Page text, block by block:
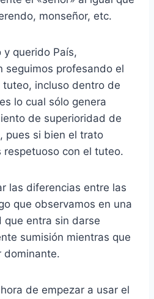
monseñor, etc.
y querido País,
seguimos profesando el
incluso dentro de
lo cual sólo genera
de superioridad de
pues si bien el trato
respetuoso con el tuteo.
las diferencias entre las
que observamos en una
entra sin darse
sumisión mientras que
dominante.
de empezar a usar el